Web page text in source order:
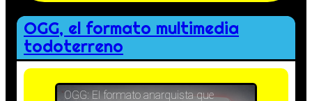
OGG, el formato multimedia
todoterreno
OGG: El formato anarquista que